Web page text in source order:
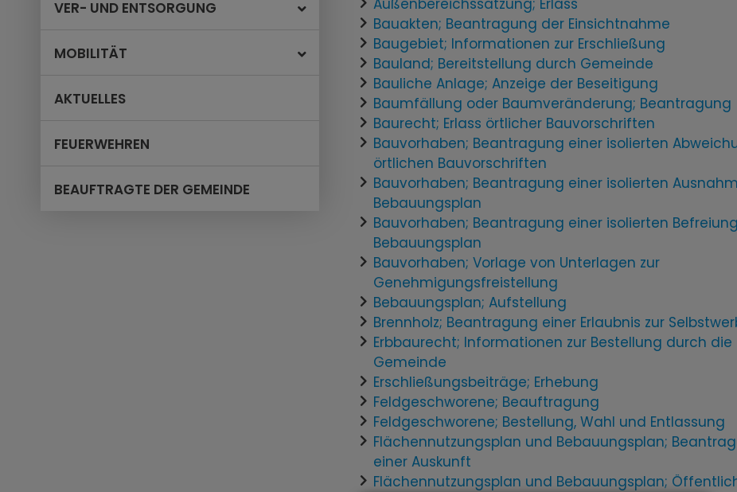
VER- UND ENTSORGUNG
MOBILITÄT
AKTUELLES
FEUERWEHREN
BEAUFTRAGTE DER GEMEINDE
Außenbereichssatzung; Erlass
Bauakten; Beantragung der Einsichtnahme
Baugebiet; Informationen zur Erschließung
Bauland; Bereitstellung durch Gemeinde
Bauliche Anlage; Anzeige der Beseitigung
Baumfällung oder Baumveränderung; Beantragung
Baurecht; Erlass örtlicher Bauvorschriften
Bauvorhaben; Beantragung einer isolierten
örtlichen Bauvorschriften
Bauvorhaben; Beantragung einer isolierten
Bebauungsplan
Bauvorhaben; Beantragung einer isolierten
Bebauungsplan
Bauvorhaben; Vorlage von Unterlagen zur
Genehmigungsfreistellung
Bebauungsplan; Aufstellung
Brennholz; Beantragung einer Erlaubnis zur
Erbbaurecht; Informationen zur Bestellung durch die
Gemeinde
Erschließungsbeiträge; Erhebung
Feldgeschworene; Beauftragung
Feldgeschworene; Bestellung, Wahl und Entlassung
Flächennutzungsplan und Bebauungsplan;
einer Auskunft
Flächennutzungsplan und Bebauungsplan;